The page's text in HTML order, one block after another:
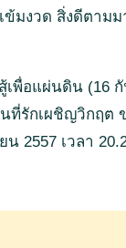
มงวด สิ่งดีตา
พื่อแผ่นดิน (16
ที่รักเผชิญวิกฤต
2557 เวลา